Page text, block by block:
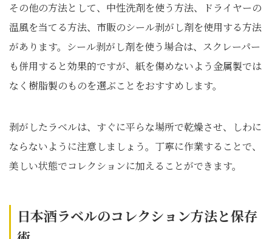
その他の方法として、中性洗剤を使う方法、ドライヤーの
温風を当てる方法、市販のシール剥がし剤を使用する方法
があります。シール剥がし剤を使う場合は、スクレーパー
も併用すると効果的ですが、紙を傷めないよう金属製では
なく樹脂製のものを選ぶことをおすすめします。
剥がしたラベルは、すぐに平らな場所で乾燥させ、しわに
ならないように注意しましょう。丁寧に作業することで、
美しい状態でコレクションに加えることができます。
日本酒ラベルのコレクション方法と保存